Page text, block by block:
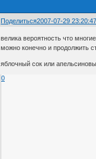
Поделиться2007-07-29 23:20:47
велика вероятность что
можно конечно и продолжить
яблочный сок или
0